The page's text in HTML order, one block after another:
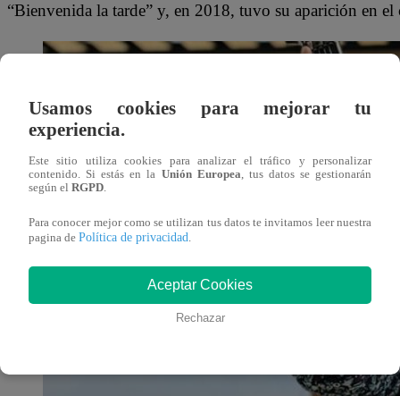
“Bienvenida la tarde” y, en 2018, tuvo su aparición en
Usamos cookies para mejorar tu
experiencia.
Este sitio utiliza cookies para analizar el tráfico y personalizar
contenido. Si estás en la Unión Europea, tus datos se gestionarán
según el RGPD.
Para conocer mejor como se utilizan tus datos te invitamos leer nuestra
pagina de Política de privacidad.
Aceptar Cookies
Rechazar